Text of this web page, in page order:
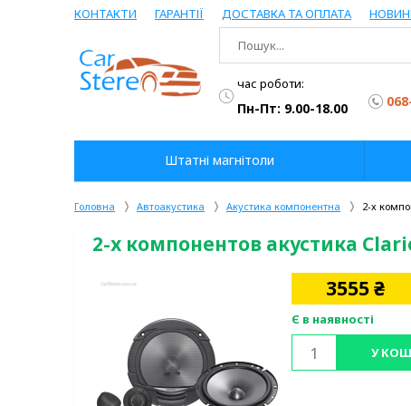
Головна Автоакустика Акустика компонентна 2-х
2-х компонентов акустика
3555₴
Є в наявності
У
КОНТАКТИ ГАРАНТІЇ ДОСТАВКА ТА ОПЛАТА
час роботи:
Пн-Пт: 9.00-18.00
Штатні магнітоли